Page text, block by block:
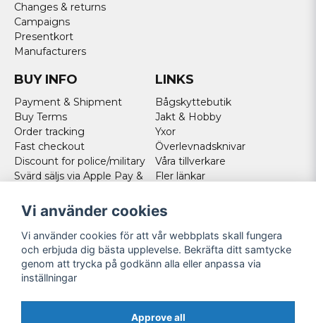
Changes & returns
Campaigns
Presentkort
Manufacturers
BUY INFO
Payment & Shipment
Buy Terms
Order tracking
Fast checkout
Discount for police/military
Svärd säljs via Apple Pay &
Norweigan customers
Cookies
LINKS
Bågskyttebutik
Jakt & Hobby
Yxor
Överlevnadsknivar
Våra tillverkare
Fler länkar
FOLLOW US
Facebook
Instagram
Youtube
Vi använder cookies
Vi använder cookies för att vår webbplats skall fungera
och erbjuda dig bästa upplevelse. Bekräfta ditt samtycke
genom att trycka på godkänn alla eller anpassa via
inställningar
Approve all